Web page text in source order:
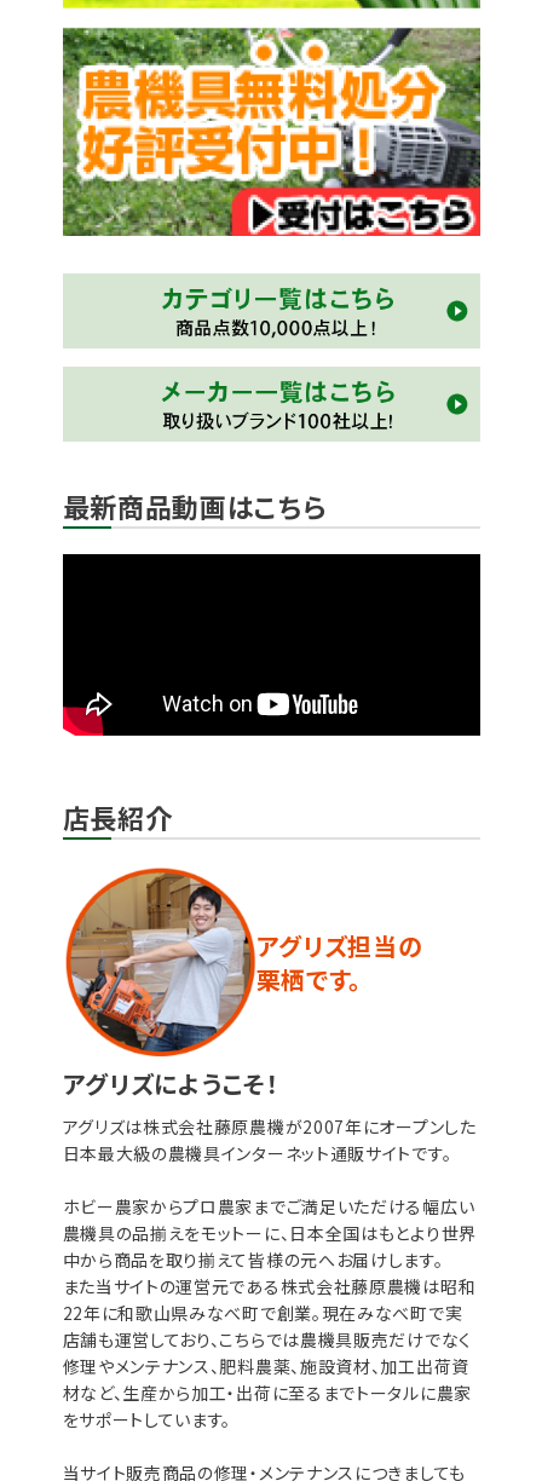
最新商品動画はこちら
店長紹介
アグリズ担当の
栗栖です。
アグリズにようこそ！
アグリズは株式会社藤原農機が2007年にオープンした
日本最大級の農機具インターネット通販サイトです。
ホビー農家からプロ農家までご満足いただける幅広い
農機具の品揃えをモットーに、日本全国はもとより世界
中から商品を取り揃えて皆様の元へお届けします。
また当サイトの運営元である株式会社藤原農機は昭和
22年に和歌山県みなべ町で創業。現在みなべ町で実
店舗も運営しており、こちらでは農機具販売だけでなく
修理やメンテナンス、肥料農薬、施設資材、加工出荷資
材など、生産から加工・出荷に至るまでトータルに農家
をサポートしています。
当サイト販売商品の修理・メンテナンスにつきましても